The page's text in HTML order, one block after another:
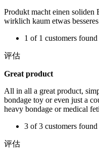
Produkt macht einen soliden
wirklich kaum etwas
1 of 1 customers
评估
Great product
All in all a great product,
bondage toy or even just a
heavy bondage or medical
3 of 3 customers
评估